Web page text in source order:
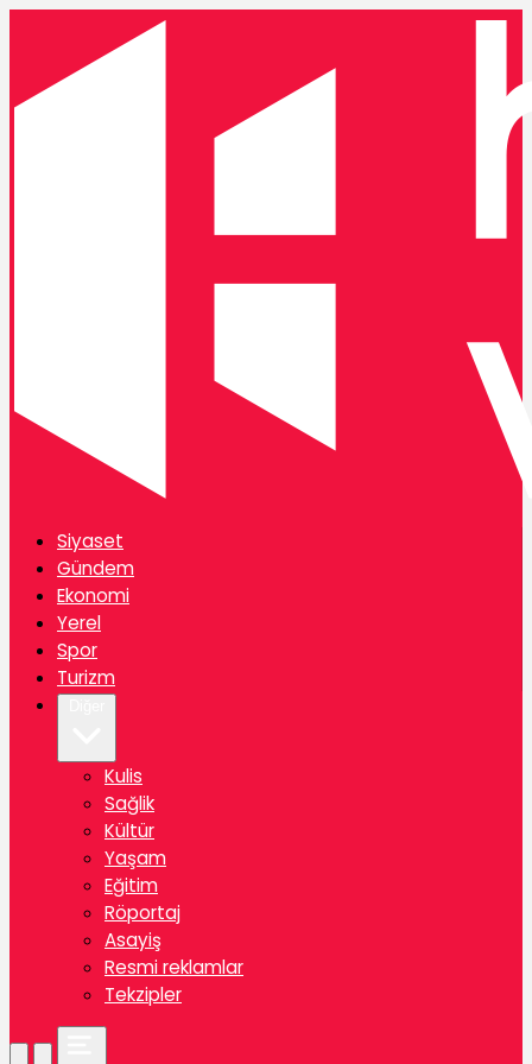
Siyaset
Gündem
Ekonomi
Yerel
Spor
Turizm
Kulis
Sağlik
Kültür
Yaşam
Eğitim
Röportaj
Asayiş
Resmi reklamlar
Tekzipler